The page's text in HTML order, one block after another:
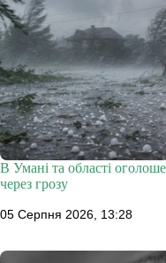
В Умані та області
через грозу
05 Серпня 2026, 13:28